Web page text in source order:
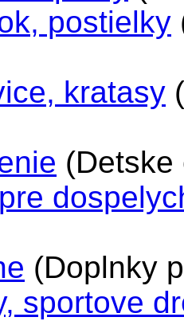
postielky
kratasy
(Doplnky
sportove